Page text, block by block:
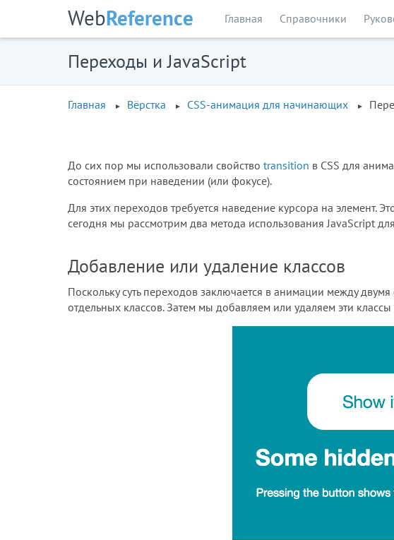
WebReference Главная Справочники
Переходы и JavaScript
Главная Вёрстка CSS-анимация для начинающих
До сих пор мы использовали свойство transition в CSS для
состоянием при наведении (или фокусе).
Для этих переходов требуется наведение курсора на элемент.
сегодня мы рассмотрим два метода использования JavaScript
Добавление или удаление классов
Поскольку суть переходов заключается в анимации между
отдельных классов. Затем мы добавляем или удаляем эти